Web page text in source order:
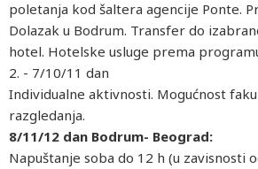
poletanja kod šaltera agencije Ponte.
Dolazak u Bodrum. Transfer do
hotel. Hotelske usluge prema
2. - 7/10/11 dan
Individualne aktivnosti. Mogućnost
razgledanja.
8/11/12 dan Bodrum- Beograd:
Napuštanje soba do 12 h (u zavisnosti